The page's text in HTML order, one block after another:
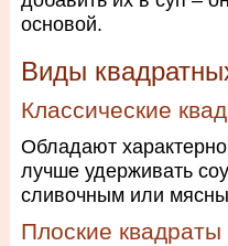
основой.
Виды
Классические
Обладают
лучше удерживать
сливочным или
Плоские